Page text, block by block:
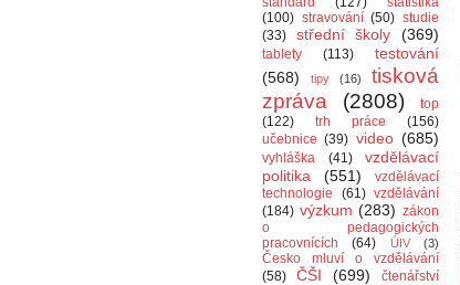
(100) stravování (50) studie
(33)
střední školy (369)
tablety (113)
testování
(568)
tipy (16)
tisková
zpráva
(2808)
top
(122)
trh práce
(156)
učebnice (39) video (685)
vyhláška (41)
vzdělávací
politika
(551)
vzdělávací
technologie
(61) vzdělávání
(184) výzkum (283) zákon
o pedagogických
pracovnících
(64) ÚIV (3)
Česko mluví o vzdělávání
(58)
ČŠI (699)
čtenářství